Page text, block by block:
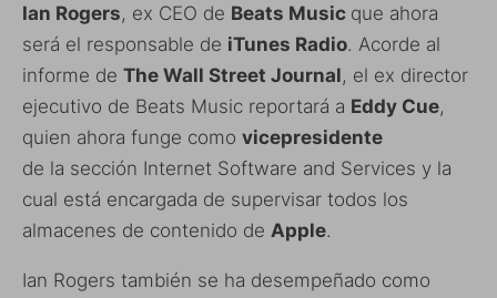
Ian Rogers, ex CEO de Beats Music que ahora
será el responsable de iTunes Radio. Acorde al
informe de The Wall Street Journal, el ex director
ejecutivo de Beats Music reportará a Eddy Cue,
quien ahora funge como vicepresidente
de la sección Internet Software and Services y la
cual está encargada de supervisar todos los
almacenes de contenido de Apple.
Ian Rogers también se ha desempeñado como